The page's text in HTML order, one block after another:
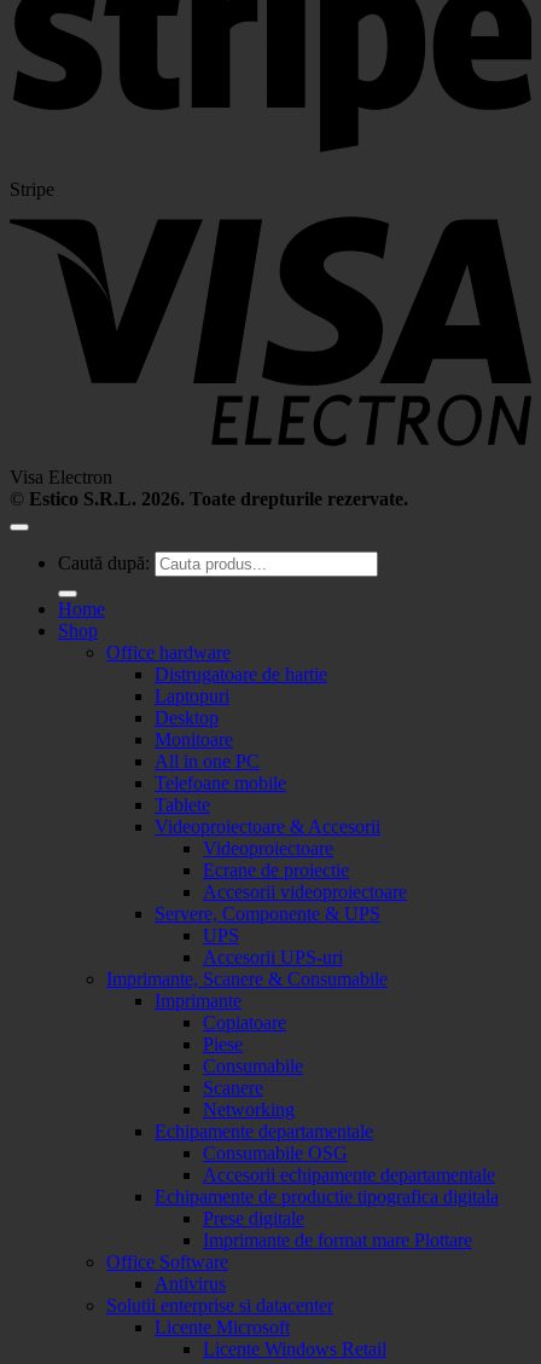
Stripe
Visa Electron
© Estico S.R.L. 2026. Toate drepturile rezervate.
Caută după:
Home
Shop
Office hardware
Distrugatoare de hartie
Laptopuri
Desktop
Monitoare
All in one PC
Telefoane mobile
Tablete
Videoproiectoare & Accesorii
Videoproiectoare
Ecrane de proiectie
Accesorii videoproiectoare
Servere, Componente & UPS
UPS
Accesorii UPS-uri
Imprimante, Scanere & Consumabile
Imprimante
Copiatoare
Piese
Consumabile
Scanere
Networking
Echipamente departamentale
Consumabile OSG
Accesorii echipamente departamentale
Echipamente de productie tipografica digitala
Prese digitale
Imprimante de format mare Plottare
Office Software
Antivirus
Solutii enterprise si datacenter
Licente Microsoft
Licente Windows Retail